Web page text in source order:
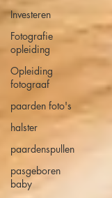
Investeren
Fotografie
opleiding
Opleiding
fotograaf
paarden foto's
halster
paardenspullen
pasgeboren
baby